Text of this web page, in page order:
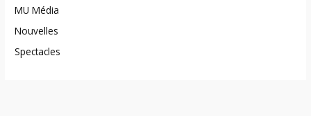
MU Média
Nouvelles
Spectacles